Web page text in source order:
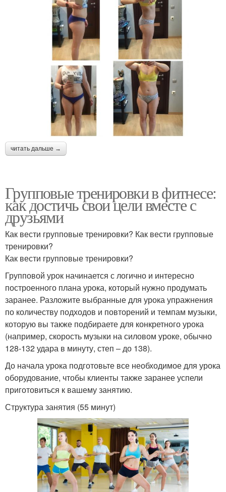
читать дальше →
Групповые тренировки в фитнесе:
как достичь свои цели вместе с
друзьями
Как вести групповые тренировки? Как вести групповые
тренировки?
Как вести групповые тренировки?
Групповой урок начинается с логично и интересно
построенного плана урока, который нужно продумать
заранее. Разложите выбранные для урока упражнения
по количеству подходов и повторений и темпам музыки,
которую вы также подбираете для конкретного урока
(например, скорость музыки на силовом уроке, обычно
128-132 удара в минуту, степ – до 138).
До начала урока подготовьте все необходимое для урока
оборудование, чтобы клиенты также заранее успели
приготовиться к вашему занятию.
Структура занятия (55 минут)